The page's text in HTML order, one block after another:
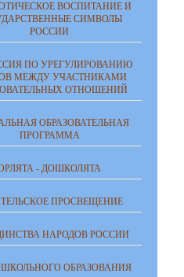
ВОСПИТАНИЕ И
СИМВОЛЫ
РОССИИ
ПО УРЕГУЛИРОВАНИЮ
МЕЖДУ УЧАСТНИКАМИ
ОТНОШЕНИЙ
ОБРАЗОВАТЕЛЬНАЯ
ПРОГРАММА
- ДОШКОЛЯТА
ПРОСВЕЩЕНИЕ
НАРОДОВ РОССИИ
ОБРАЗОВАНИЯ